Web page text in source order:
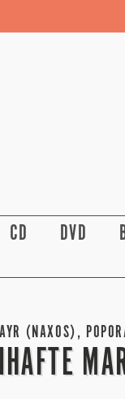
CD DVD
(NAXOS),